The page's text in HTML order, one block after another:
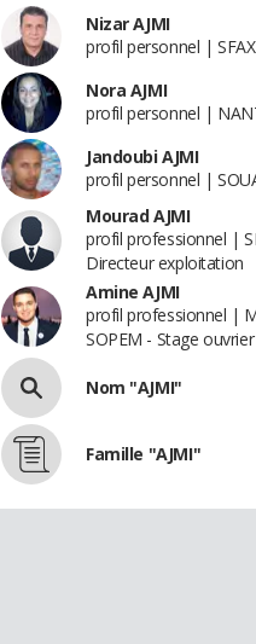
Nizar AJMI
profil personnel | SFAX
Nora AJMI
profil personnel |
Jandoubi AJMI
profil personnel |
Mourad AJMI
profil professionnel |
Directeur exploitation
Amine AJMI
profil professionnel |
SOPEM - Stage ouvrier
Nom "AJMI"
Famille "AJMI"